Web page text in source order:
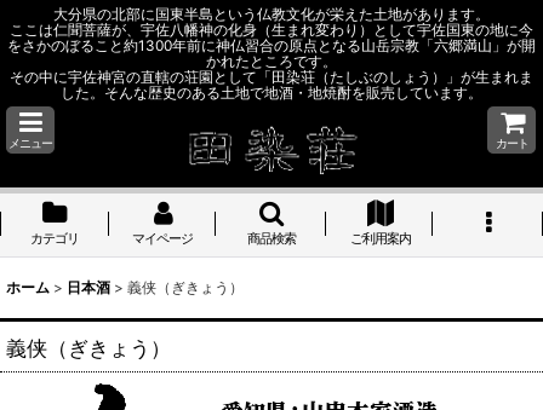
大分県の北部に国東半島という仏教文化が栄えた土地があります。
ここは仁聞菩薩が、宇佐八幡神の化身（生まれ変わり）として宇佐国東の地に今
をさかのぼること約1300年前に神仏習合の原点となる山岳宗教「六郷満山」が開
かれたところです。
その中に宇佐神宮の直轄の荘園として「田染荘（たしぶのしょう）」が生まれま
した。そんな歴史のある土地で地酒・地焼酎を販売しています。
メニュー カート
カテゴリ マイページ 商品検索 ご利用案内
ホーム > 日本酒 > 義侠（ぎきょう）
義侠（ぎきょう）